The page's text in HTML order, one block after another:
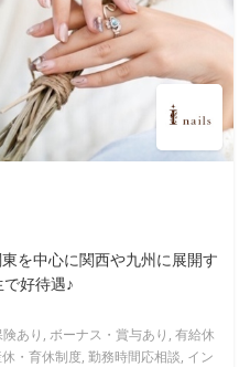
を中心に関西や九州に展開す
好待遇♪
あり, ボーナス・賞与あり, 有給休
・育休制度, 勤務時間応相談, イン